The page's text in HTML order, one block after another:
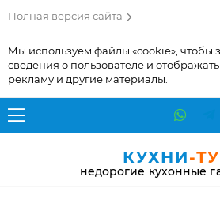
Полная версия сайта
Мы используем файлы «cookie», чтобы
сведения о пользователе и
рекламу и другие материалы.
КУХНИ-
недорогие кухонные